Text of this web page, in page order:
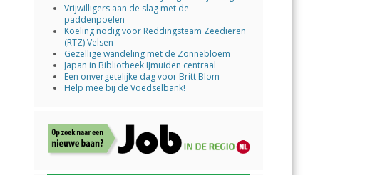
Vrijwilligers aan de slag met de
paddenpoelen
Koeling nodig voor Reddingsteam Zeedieren
(RTZ) Velsen
Gezellige wandeling met de Zonnebloem
Japan in Bibliotheek IJmuiden centraal
Een onvergetelijke dag voor Britt Blom
Help mee bij de Voedselbank!